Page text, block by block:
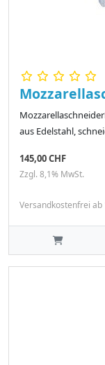
aus Edelstahl,
145,00 CHF
Zzgl. 8,1% MwSt.
Versandkostenfrei ab